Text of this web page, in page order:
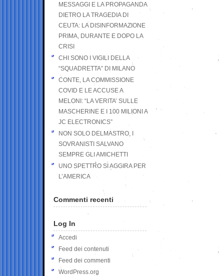
MESSAGGI E LA PROPAGANDA
DIETRO LA TRAGEDIA DI
CEUTA: LA DISINFORMAZIONE
PRIMA, DURANTE E DOPO LA
CRISI
CHI SONO I VIGILI DELLA
“SQUADRETTA” DI MILANO
CONTE, LA COMMISSIONE
COVID E LE ACCUSE A
MELONI: “LA VERITA’ SULLE
MASCHERINE E I 100 MILIONI A
JC ELECTRONICS”
NON SOLO DELMASTRO, I
SOVRANISTI SALVANO
SEMPRE GLI AMICHETTI
UNO SPETTRO SI AGGIRA PER
L’AMERICA
Commenti recenti
Log In
Accedi
Feed dei contenuti
Feed dei commenti
WordPress.org